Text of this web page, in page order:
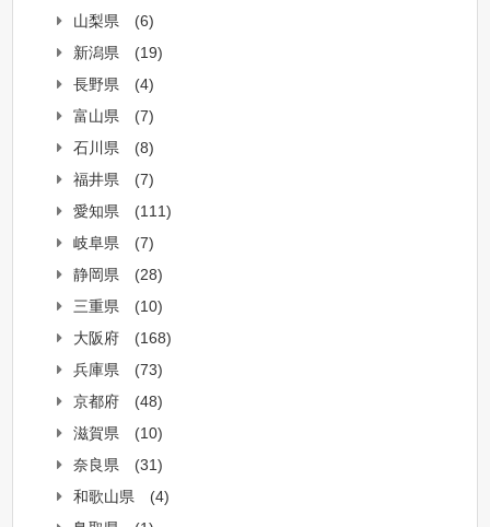
山梨県
(6)
新潟県
(19)
長野県
(4)
富山県
(7)
石川県
(8)
福井県
(7)
愛知県
(111)
岐阜県
(7)
静岡県
(28)
三重県
(10)
大阪府
(168)
兵庫県
(73)
京都府
(48)
滋賀県
(10)
奈良県
(31)
和歌山県
(4)